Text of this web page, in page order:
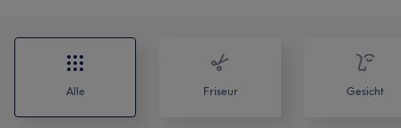
Alle Friseur Gesicht